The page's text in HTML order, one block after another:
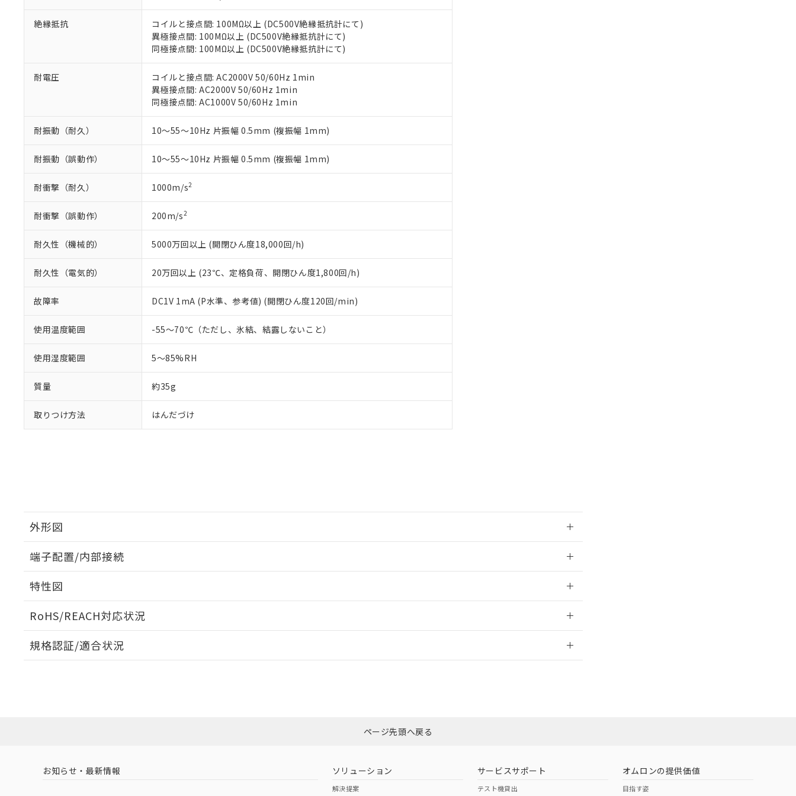
絶縁抵抗
コイルと接点間: 100MΩ以上 (DC500V絶縁抵抗計にて)
異極接点間: 100MΩ以上 (DC500V絶縁抵抗計にて)
同極接点間: 100MΩ以上 (DC500V絶縁抵抗計にて)
耐電圧
コイルと接点間: AC2000V 50/60Hz 1min
異極接点間: AC2000V 50/60Hz 1min
同極接点間: AC1000V 50/60Hz 1min
耐振動（耐久） 10～55～10Hz 片振幅 0.5mm (複振幅 1mm)
耐振動（誤動作） 10～55～10Hz 片振幅 0.5mm (複振幅 1mm)
耐衝撃（耐久） 1000m/s2
耐衝撃（誤動作） 200m/s2
耐久性（機械的） 5000万回以上 (開閉ひん度18,000回/h)
耐久性（電気的） 20万回以上 (23℃、定格負荷、開閉ひん度1,800回/h)
故障率 DC1V 1mA (P水準、参考値) (開閉ひん度120回/min)
使用温度範囲 -55～70℃（ただし、氷結、結露しないこと）
使用湿度範囲 5～85%RH
質量 約35g
取りつけ方法 はんだづけ
外形図
端子配置/内部接続
特性図
RoHS/REACH対応状況
EU RoHS 注意事項・凡例
ダウンロードはこちら
中国 RoHS 注意事項・凡例
規格認証/適合状況
（イギリス
（ノルウェー
（日本
（アメリカ
※当社の共同利用者とは、"個人情報の共同利用に関して"
の「1.共同利用者の範囲」に記載されて
いる法人を指します。
EU RoHS指令（10物質）の非含有証明書
51物質の非含有証明書（当社基準）
※本証明書は発行日時点で非含有を証明するもので、過去に遡って非含有を証明するものではありません。
また、RoHS指令のフタル酸エステル類４物質の対応では、対応完了までの期間は出荷製品に未対応品が
混在することから備考欄に対応日を記載しておりました。
既に当社にて対応品への在庫切替を完了していることから、特段のことがない限り、2022年1月12日よ
り割愛しております。
ページ先頭へ戻る
お知らせ・最新情報 ソリューション
解決提案
サービスサポート
テスト機貸出
オムロンの提供価値
目指す姿